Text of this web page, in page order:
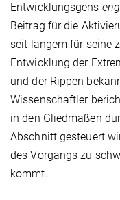
Entwicklungsgens
Beitrag für die
seit langem für seine
Entwicklung der
und der Rippen
Wissenschaftler
in den Gliedmaßen
Abschnitt gesteuert
des Vorgangs zu
kommt.